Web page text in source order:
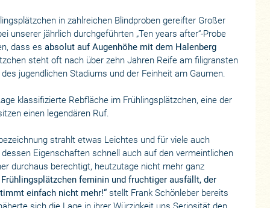
in zahlreichen Blindproben gereifter Großer
unserer jährlich durchgeführten „Ten years after“-Probe
dass esabsolut auf Augenhöhe mit dem Halenberg
steht oft nach über zehn Jahren Reife am filigransten
jugendlichen Stadiums und der Feinheit am Gaumen.
klassifizierte Rebfläche im Frühlingsplätzchen, eine der
einen legendären Ruf.
strahlt etwas Leichtes und für viele auch
Eigenschaften schnell auch auf den vermeintlichen
durchaus berechtigt, heutzutage nicht mehr ganz
feminin und fruchtiger ausfällt, der
einfach nicht mehr!“ stellt Frank Schönleber bereits